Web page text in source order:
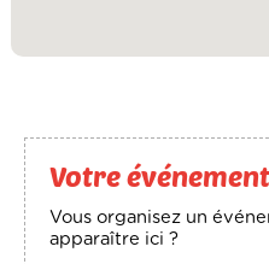
Votre événement
Vous organisez un
apparaître ici ?